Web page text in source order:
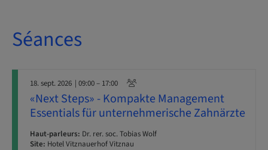
Séances
18. sept. 2026 | 09:00 – 17:00
«Next Steps» - Kompakte Management
Essentials für unternehmerische Zahnärzte
Haut-parleurs: Dr. rer. soc. Tobias Wolf
Site: Hotel Vitznauerhof Vitznau